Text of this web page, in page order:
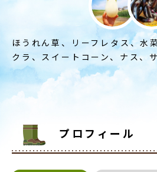
ほうれん草、リーフレタス、水
クラ、スイートコーン、ナス、
プロフィール